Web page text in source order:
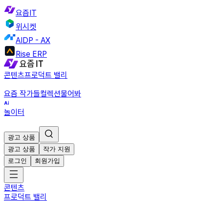
요즘IT
위시켓
AIDP - AX
Rise ERP
콘텐츠프로덕트 밸리
요즘 작가들컬렉션물어봐
놀이터
광고 상품
광고 상품
작가 지원
로그인
회원가입
콘텐츠
프로덕트 밸리